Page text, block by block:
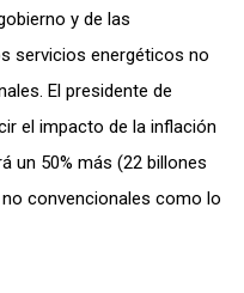
y de las
servicios energéticos no
El presidente de
el impacto de la inflación
un 50% más (22 billones
convencionales como lo